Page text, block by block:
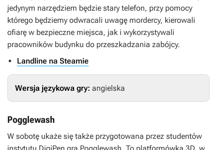
jedynym narzędziem będzie stary telefon, przy pomocy
którego będziemy odwracali uwagę mordercy, kierowali
ofiarę w bezpieczne miejsca, jak i wykorzystywali
pracowników budynku do przeszkadzania zabójcy.
Landline na Steamie
Wersja językowa gry: angielska
Pogglewash
W sobotę ukaże się także przygotowana przez studentów